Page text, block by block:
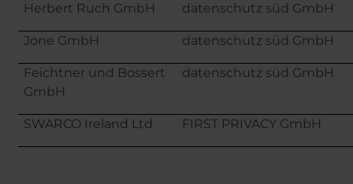
Herbert Ruch GmbH datenschutz süd GmbH
Jone GmbH datenschutz süd GmbH
Feichtner und Bossert
GmbH
datenschutz süd GmbH
SWARCO Ireland Ltd FIRST PRIVACY GmbH